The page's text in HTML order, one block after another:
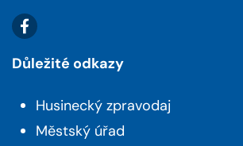
Důležité odkazy
Husinecký zpravodaj
Městský úřad